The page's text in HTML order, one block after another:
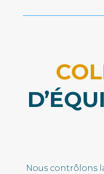
Nous contrôlons